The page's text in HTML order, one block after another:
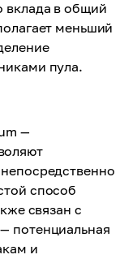
вклада в общий
меньший
пула.
—
способ
связан с
потенциальная
и